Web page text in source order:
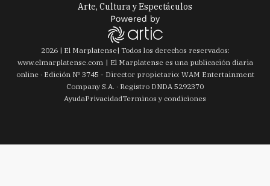
Arte, Cultura y Espectáculos
2026| El Marplatense| Todos los derechos reservados:
www.elmarplatense.com
El Marplatense es una publicación diaria
online · Edición Nº 3745 - Director propietario: WAM Entertainment
Company S.A. · Registro DNDA 5292370
AyudaPrivacidadTerminos y condiciones